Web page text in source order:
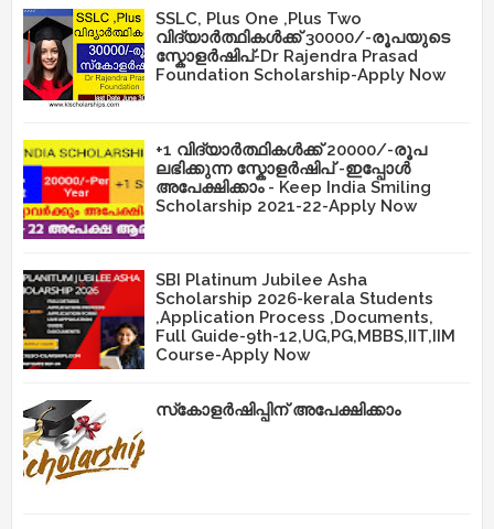
SSLC, Plus One ,Plus Two
വിദ്യാർത്ഥികൾക്ക് 30000/-രൂപയുടെ
സ്കോളർഷിപ്-Dr Rajendra Prasad
Foundation Scholarship-Apply Now
+1 വിദ്യാർത്ഥികൾക്ക് 20000/-രൂപ
ലഭിക്കുന്ന സ്കോളർഷിപ് -ഇപ്പോൾ
അപേക്ഷിക്കാം - Keep India Smiling
Scholarship 2021-22-Apply Now
SBI Platinum Jubilee Asha
Scholarship 2026-kerala Students
,Application Process ,Documents,
Full Guide-9th-12,UG,PG,MBBS,IIT,IIM
Course-Apply Now
സ്‌കോളർഷിപ്പിന് അപേക്ഷിക്കാം